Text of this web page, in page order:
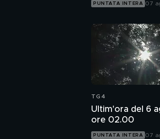
PUNTATA INTERA 07
TG4
Ultim'ora del 6
ore 02.00
PUNTATA INTERA 07